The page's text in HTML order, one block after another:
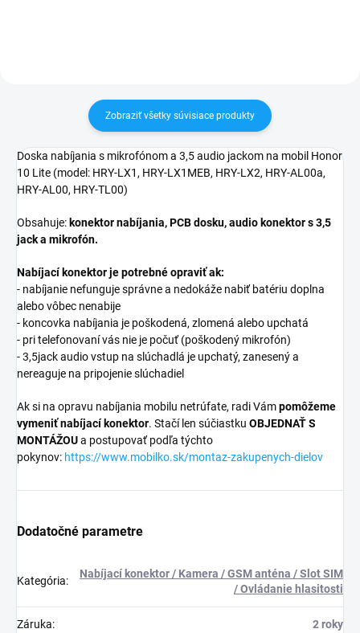
Zobraziť všetky súvisiace produkty
Doska nabíjania s mikrofónom a 3,5 audio jackom na mobil Honor
10 Lite (model: HRY-LX1, HRY-LX1MEB, HRY-LX2, HRY-AL00a,
HRY-AL00, HRY-TL00)
Obsahuje: konektor nabíjania, PCB dosku, audio konektor s 3,5
jack a mikrofón.
Nabíjací konektor je potrebné opraviť ak:
- nabíjanie nefunguje správne a nedokáže nabiť batériu doplna
alebo vôbec nenabije
- koncovka nabíjania je poškodená, zlomená alebo upchatá
- pri telefonovaní vás nie je počuť (poškodený mikrofón)
- 3,5jack audio vstup na slúchadlá je upchatý, zanesený a
nereaguje na pripojenie slúchadiel
Ak si na opravu nabíjania mobilu netrúfate, radi Vámpomôžeme
vymeniť nabíjací konektor. Stačí len súčiastku OBJEDNAŤ S
MONTÁŽOUa postupovať podľa týchto
pokynov: https://www.mobilko.sk/montaz-zakupenych-dielov
Dodatočné parametre
Kategória:
Nabíjací konektor / Kamera / GSM anténa / Slot SIM
/ Ovládanie hlasitosti
Záruka: 2 roky